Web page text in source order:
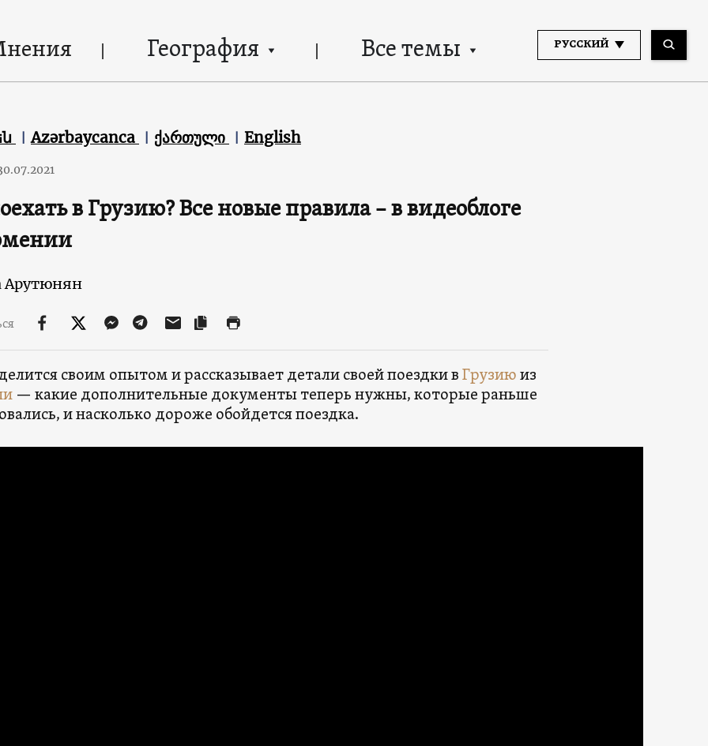
География Все темы РУССКИЙ
Azərbaycanca ქართული English
в Грузию? Все новые правила – в видеоблоге
Арутюнян
своим опытом и рассказывает детали своей поездки вГрузиюиз
— какие дополнительные документы теперь нужны, которые раньше
и насколько дороже обойдется поездка.